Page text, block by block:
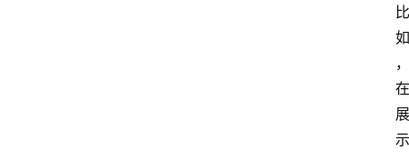
比
如
，
在
展
示